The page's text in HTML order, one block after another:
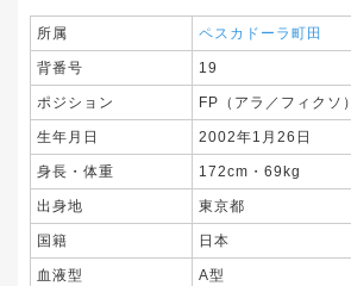
所属 ペスカドーラ町田
背番号 19
ポジション FP（アラ／フィクソ）
生年月日 2002年1月26日
身長・体重 172cm・69kg
出身地 東京都
国籍 日本
血液型 A型